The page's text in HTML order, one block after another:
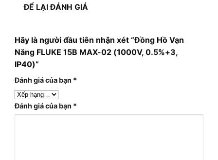
ĐỂ LẠI ĐÁNH GIÁ
Hãy là người đầu tiên nhận xét “Đồng Hồ Vạn
Năng FLUKE 15B MAX-02 (1000V, 0.5%+3,
IP40)”
Đánh giá của bạn *
Đánh giá của bạn *